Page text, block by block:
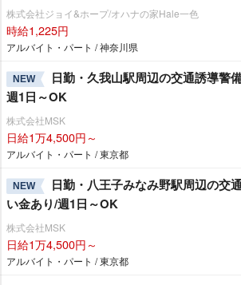
株式会社ジョイ&ホープ/オハナの家Hale一色
時給1,225円
アルバイト・パート / 神奈川県
NEW
日勤・久我山駅周辺の交通誘導警
週1日～OK
株式会社MSK
日給1万4,500円～
アルバイト・パート / 東京都
NEW
日勤・八王子みなみ野駅周辺の交
い金あり/週1日～OK
株式会社MSK
日給1万4,500円～
アルバイト・パート / 東京都